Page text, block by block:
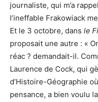
journaliste, qui m’a
l’ineffable Frakowiack
Et le 3 octobre, dans le
proposait une autre : «
réac ? demandait-il.
Laurence de Cock, qui
d’Histoire-Géographie
pensance, a bien voulu la